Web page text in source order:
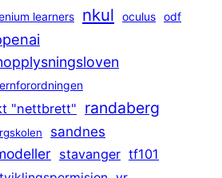
learners nkul oculus odf
"nettbrett" randaberg
sandnes
stavanger tf101